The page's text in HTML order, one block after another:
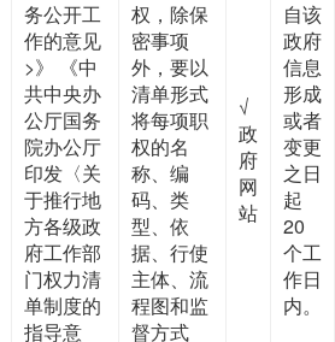
务公开工
作的意见
>》 《中
共中央办
公厅国务
院办公厅
印发〈关
于推行地
方各级政
府工作部
门权力清
单制度的
指导意
权，除保
密事项
外，要以
清单形式
将每项职
权的名
称、编
码、类
型、依
据、行使
主体、流
程图和监
督方式
√
政
府
网
站
自该
政府
信息
形成
或者
变更
之日
起
20
个工
作日
内。